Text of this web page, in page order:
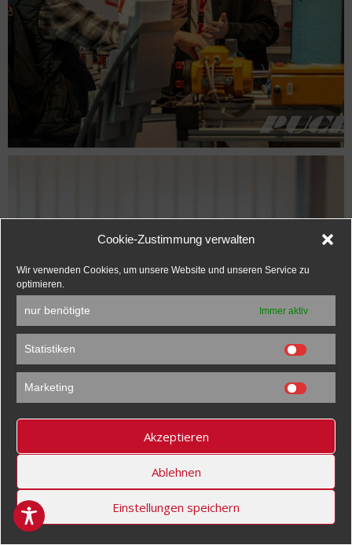
Cookie-Zustimmung verwalten
Wir verwenden Cookies, um unsere Website und unseren Service zu
optimieren.
nur benötigte Immer aktiv
Statistiken
Marketing
Akzeptieren
Ablehnen
Einstellungen speichern